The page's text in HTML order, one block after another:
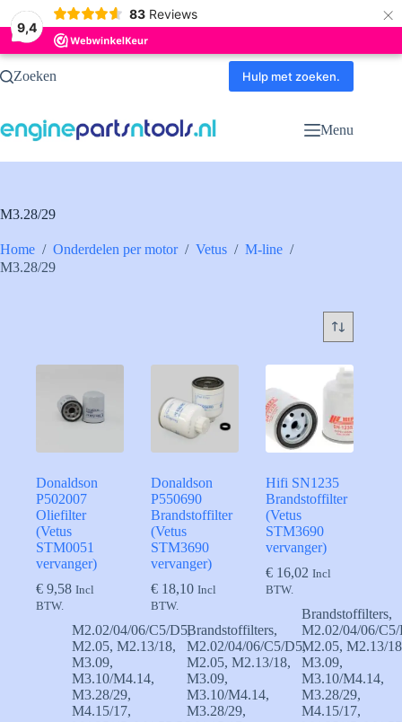
9,4
83 Reviews ×
Ga
naarZoeken Hulp met zoeken.
Menu
M3.28/29
Home / Onderdelen per motor / Vetus / M-line /
M3.28/29
Donaldson
P502007
Oliefilter
(Vetus
STM0051
vervanger)
€ 9,58 Incl
BTW.
M2.02/04/06/C5/D5,
M2.05, M2.13/18,
M3.09,
M3.10/M4.14,
M3.28/29,
M4.15/17,
Donaldson
P550690
Brandstoffilter
(Vetus
STM3690
vervanger)
€ 18,10 Incl
BTW.
Brandstoffilters,
M2.02/04/06/C5/D5,
M2.05,M2.13/18,
M3.09,
M3.10/M4.14,
M3.28/29,
Hifi SN1235
Brandstoffilter
(Vetus
STM3690
vervanger)
€ 16,02 Incl
BTW.
Brandstoffilters,
M2.02/04/06/
M2.05,M2.13/18
M3.09,
M3.10/M4.14,
M3.28/29,
M4.15/17,